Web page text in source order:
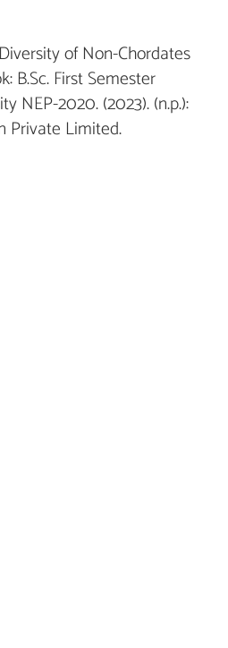
of Non-Chordates
B.Sc. First Semester
NEP-2020. (2023). (n.p.):
Private Limited.